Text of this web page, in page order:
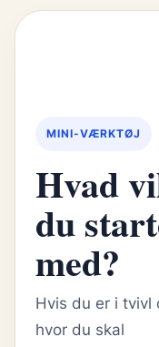
MINI-VÆRKTØJ
Hvad
du
med?
Hvis du er i tvivl
hvor du skal